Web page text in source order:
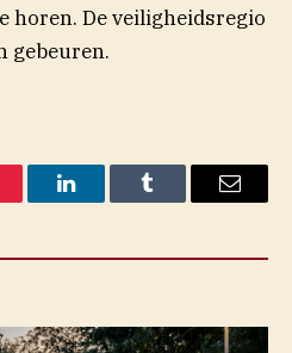
horen(opent in nieuw
. De veiligheidsregio
gebeuren.
LinkedInTumblr Email